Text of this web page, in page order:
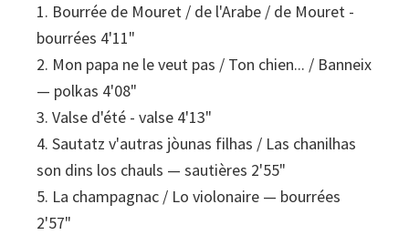
1. Bourrée de Mouret / de l'Arabe / de Mouret -
bourrées 4'11"
2. Mon papa ne le veut pas / Ton chien... / Banneix
— polkas 4'08"
3. Valse d'été - valse 4'13"
4. Sautatz v'autras jòunas filhas / Las chanilhas
son dins los chauls — sautières 2'55"
5. La champagnac / Lo violonaire — bourrées
2'57"